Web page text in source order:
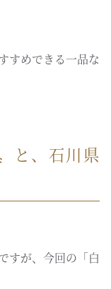
すめできる一品な
と、石川県
すが、今回の「白